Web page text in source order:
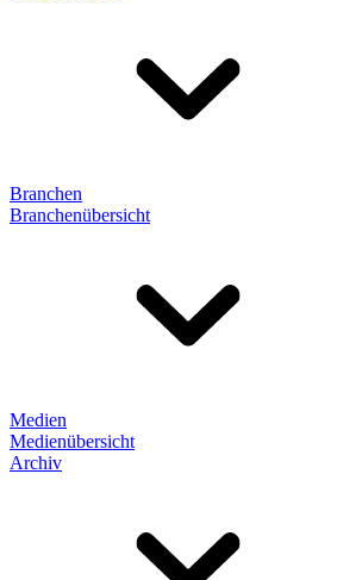
Branchen
Branchenübersicht
Medien
Medienübersicht
Archiv